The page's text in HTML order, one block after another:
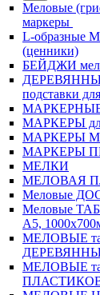
Меловые
маркеры
L-образные
(ценники)
БЕЙДЖИ
подставки
МАРКЕРЫ
МАРКЕРЫ
МАРКЕРЫ
МЕЛКИ
МЕЛОВАЯ
Меловые
Меловые
А5,
МЕЛОВЫЕ
МЕЛОВЫЕ